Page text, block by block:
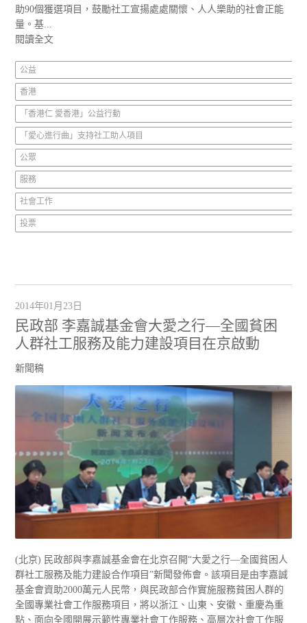
助90個獲選項目，鼓勵社工宣揚處處關懷、人人樂助的社會正能
量。基...
閱讀全文
公益
香港
「香港仁 愛香港」公益行動
「愛心進行曲」支持社工助人項目
公眾
服務
社會工作
投票
2014年01月23日
民政部 李嘉誠基金會大愛之行—全國貧困
人群社工服務及能力建設項目在京啟動
新聞稿
(北京) 民政部與李嘉誠基金會在北京召開“大愛之行—全國貧困人
群社工服務及能力建設合作項目”新聞發佈會。該項目是由李嘉誠
基金會資助2000萬元人民幣，與民政部合作實施服務貧困人群的
全國專業社會工作服務項目，將以浙江、山東、安徽、重慶為重
點、面向全國開展示範性專業社會工作服務、高層次社會工作服